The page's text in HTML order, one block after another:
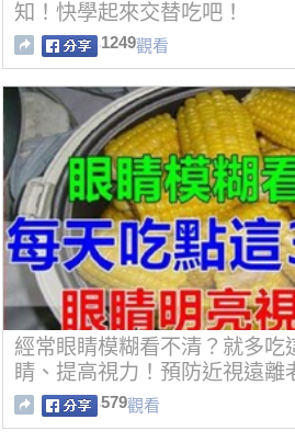
知！快學起來交替吃吧！
1249觀看
經常眼睛模糊看不清？就多吃
睛、提高視力！預防近視遠離
579觀看